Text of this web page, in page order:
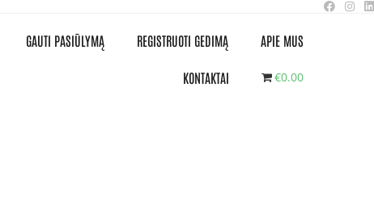
GAUTI PASIŪLYMĄ REGISTRUOTI GEDIMĄ APIE MUS
KONTAKTAI €0.00